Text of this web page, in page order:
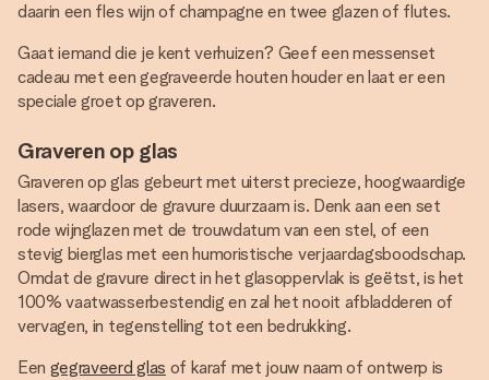
daarin een fles wijn of champagne en twee glazen of flutes.
Gaat iemand die je kent verhuizen? Geef een messenset
cadeau met een gegraveerde houten houder en laat er een
speciale groet op graveren.
Graveren op glas
Graveren op glas gebeurt met uiterst precieze, hoogwaardige
lasers, waardoor de gravure duurzaam is. Denk aan een set
rode wijnglazen met de trouwdatum van een stel, of een
stevig bierglas met een humoristische verjaardagsboodschap.
Omdat de gravure direct in het glasoppervlak is geëtst, is het
100% vaatwasserbestendig en zal het nooit afbladderen of
vervagen, in tegenstelling tot een bedrukking.
Een gegraveerd glas of karaf met jouw naam of ontwerp is